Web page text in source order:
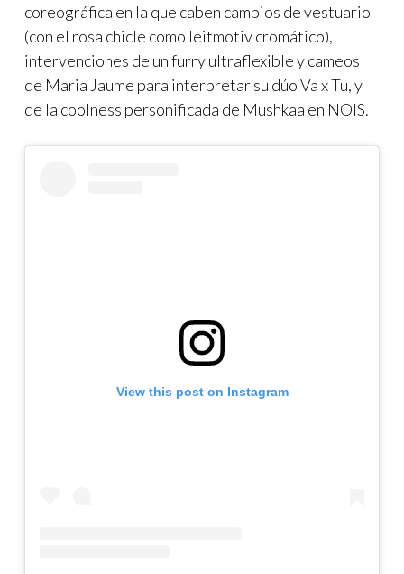
coreográfica en la que caben cambios de vestuario
(con el rosa chicle como leitmotiv cromático),
intervenciones de un furry ultraflexible y cameos
de Maria Jaume para interpretar su dúo Va x Tu, y
de la coolness personificada de Mushkaa en NOIS.
View this post on Instagram